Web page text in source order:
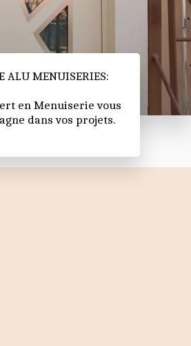
ALU MENUISERIES:
en Menuiserie vous
dans vos projets.